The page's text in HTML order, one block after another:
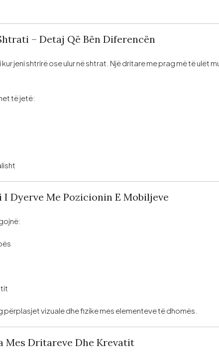
– Detaj Që Bën Diferencën
jeni shtrirë ose ulur në shtrat. Një dritare me prag më të ulët
të jetë:
I Dyerve Me Pozicionin E Mobiljeve
përplasjet vizuale dhe fizike mes elementeve të dhomës.
Mes Dritareve Dhe Krevatit